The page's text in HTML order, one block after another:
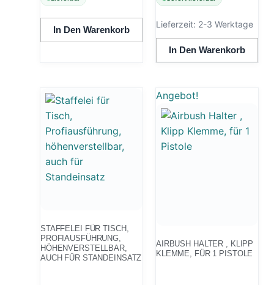
In Den Warenkorb
Lieferzeit: 2-3 Werktage
In Den Warenkorb
STAFFELEI FÜR TISCH,
PROFIAUSFÜHRUNG,
HÖHENVERSTELLBAR,
AUCH FÜR STANDEINSATZ
Angebot!
AIRBUSH HALTER , KLIPP
KLEMME, FÜR 1 PISTOLE